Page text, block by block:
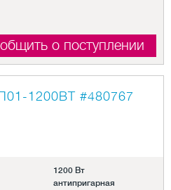
о поступлении
1200ВТ #480767
1200 Вт
антипригарная